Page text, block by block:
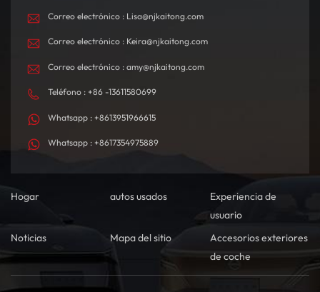
Correo electrónico : Lisa@njkaitong.com
Correo electrónico : Keira@njkaitong.com
Correo electrónico : amy@njkaitong.com
Teléfono : +86 -13611580699
Whatsapp : +8613951966615
Whatsapp : +8617354975889
Hogar autos usados
Experiencia de
usuario
Noticias
Mapa del sitio
Accesorios exteriores
de coche